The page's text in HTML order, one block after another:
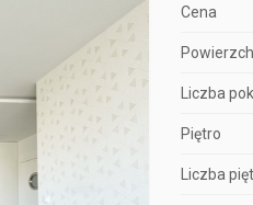
Cena
Liczba
Piętro
Liczba